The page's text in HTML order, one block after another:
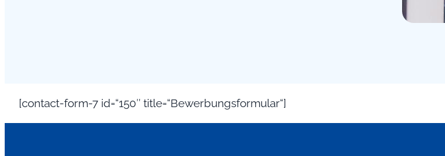
[contact-form-7 id=“150″ title=“Bewerbungsformular“]